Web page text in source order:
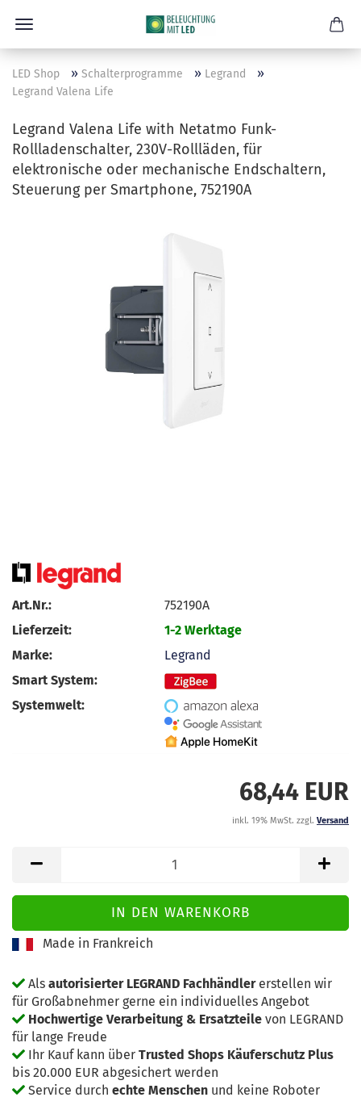
LED Shop » Schalterprogramme » Legrand »
Legrand Valena Life
Legrand Valena Life with Netatmo Funk-
Rollladenschalter, 230V-Rollläden, für
elektronische oder mechanische Endschaltern,
Steuerung per Smartphone, 752190A
Art.Nr.:
752190A
Lieferzeit:
1-2 Werktage
Marke:
Legrand
Smart System:
Systemwelt:
68,44 EUR
inkl. 19% MwSt. zzgl. Versand
Made in Frankreich
Als autorisierter LEGRAND Fachhändlererstellen wir
für Großabnehmer gerne ein individuelles Angebot
Hochwertige Verarbeitung & Ersatzteile von LEGRAND
für lange Freude
Ihr Kauf kann über Trusted Shops Käuferschutz Plus
bis 20.000 EUR abgesichert werden
Service durch echte Menschen und keine Roboter